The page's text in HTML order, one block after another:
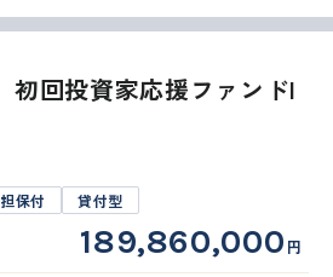
初回投資家応援ファンドI
担保付 貸付型
189,860,000 円